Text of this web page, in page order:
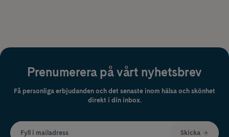
Prenumerera på vårt nyhetsbrev
Få personliga erbjudanden och det senaste inom hälsa och skönhet
direkt i din inbox.
Fyll i mailadress Skicka